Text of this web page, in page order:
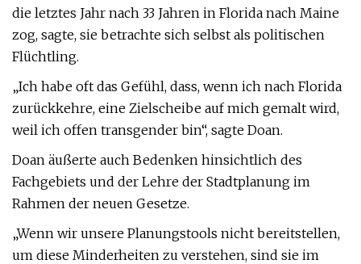
die letztes Jahr nach 33 Jahren in Florida nach Maine
zog, sagte, sie betrachte sich selbst als politischen
Flüchtling.
„Ich habe oft das Gefühl, dass, wenn ich nach Florida
zurückkehre, eine Zielscheibe auf mich gemalt wird,
weil ich offen transgender bin“, sagte Doan.
Doan äußerte auch Bedenken hinsichtlich des
Fachgebiets und der Lehre der Stadtplanung im
Rahmen der neuen Gesetze.
„Wenn wir unsere Planungstools nicht bereitstellen,
um diese Minderheiten zu verstehen, sind sie im